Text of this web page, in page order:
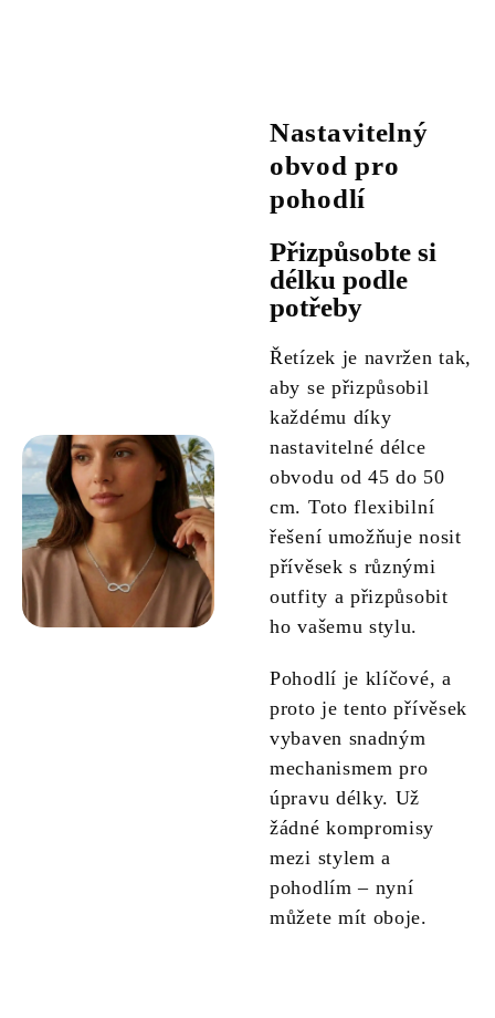
Nastavitelný
obvod pro
pohodlí
Přizpůsobte si
délku podle
potřeby
Řetízek je navržen tak,
aby se přizpůsobil
každému díky
nastavitelné délce
obvodu od 45 do 50
cm. Toto flexibilní
řešení umožňuje nosit
přívěsek s různými
outfity a přizpůsobit
ho vašemu stylu.
Pohodlí je klíčové, a
proto je tento přívěsek
vybaven snadným
mechanismem pro
úpravu délky. Už
žádné kompromisy
mezi stylem a
pohodlím – nyní
můžete mít oboje.